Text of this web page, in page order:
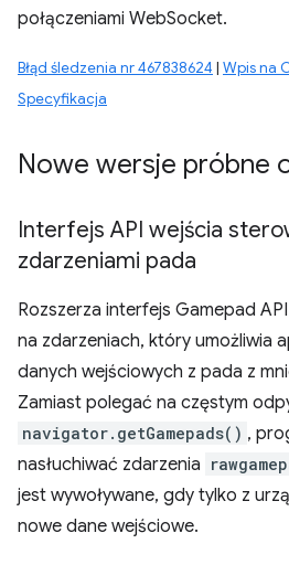
połączeniami WebSocket.
Błąd śledzenia nr 467838624 | Wpis na
Specyfikacja
Nowe wersje próbne
Interfejs API wejścia
zdarzeniami pada
Rozszerza interfejs Gamepad
na zdarzeniach, który umożliwia
danych wejściowych z pada z
Zamiast polegać na częstym
navigator.getGamepads() ,
nasłuchiwać zdarzenia
jest wywoływane, gdy tylko z
nowe dane wejściowe.